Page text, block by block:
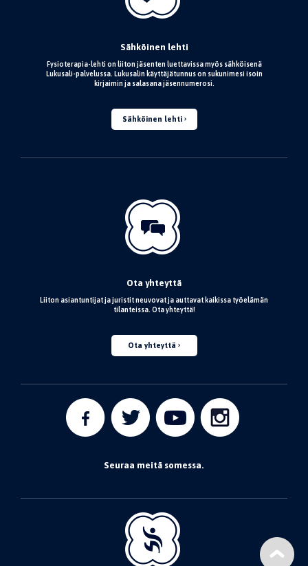
Sähköinen lehti
Fysioterapia-lehti on liiton jäsenten luettavissa myös sähköisenä
Lukusali-palvelussa. Lukusalin käyttäjätunnus on sukunimesi isoin
kirjaimin ja salasana jäsennumerosi.
Sähköinen lehti
Ota yhteyttä
Liiton asiantuntijat ja juristit neuvovat ja auttavat kaikissa työelämän
tilanteissa. Ota yhteyttä!
Ota yhteyttä
Seuraa meitä somessa.